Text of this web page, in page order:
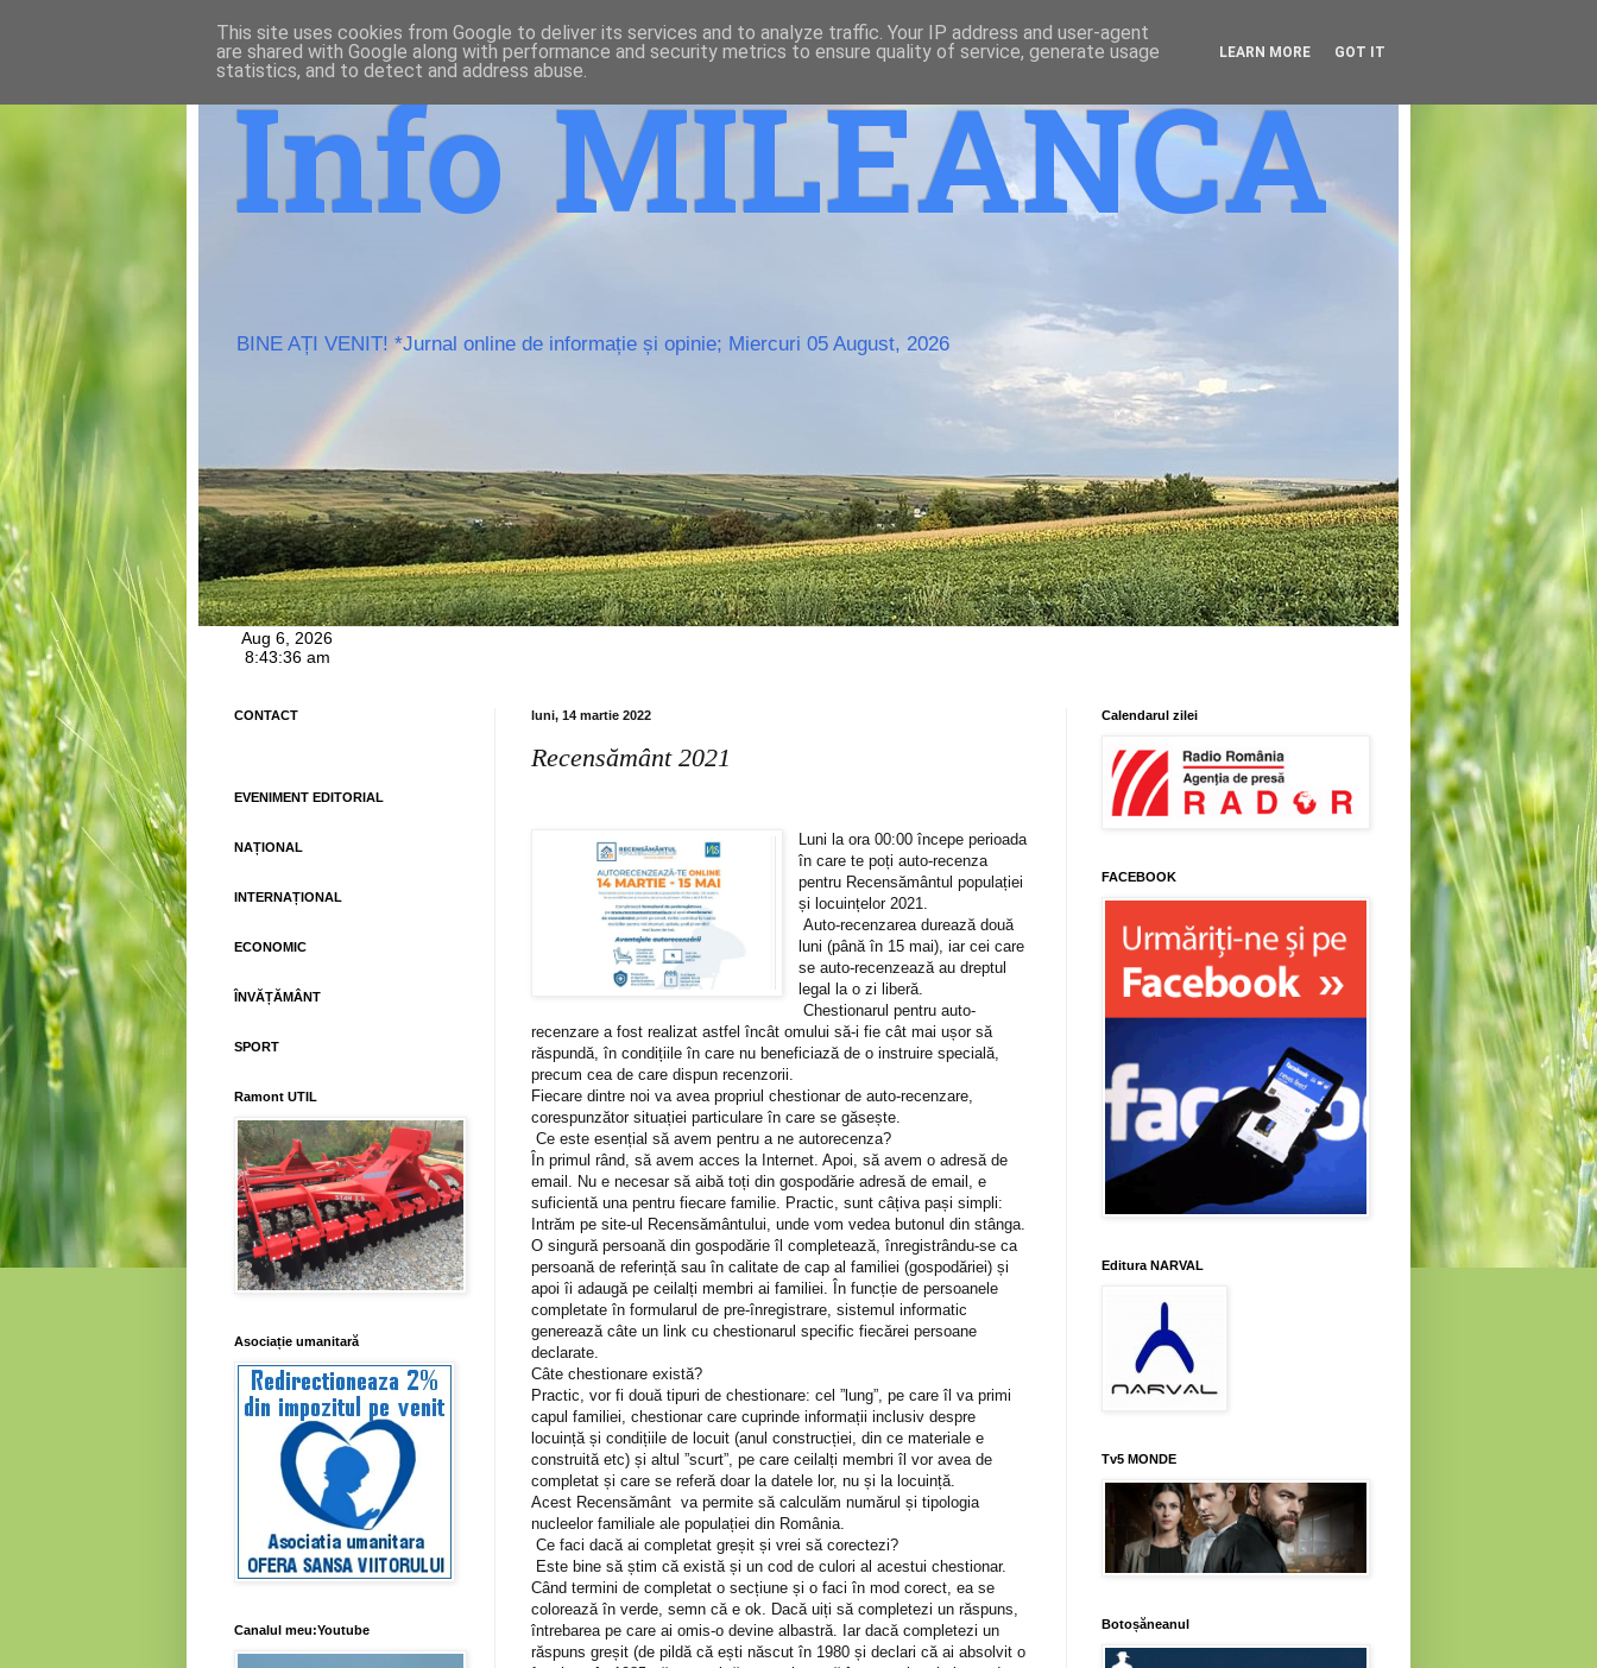
Info MILEANCA
BINE AȚI VENIT! *Jurnal online de informație și opinie; Miercuri 05 August, 2026
luni, 14 martie 2022
Recensământ 2021
Luni la ora 00:00 începe perioada
în care te poți auto-recenza
pentru Recensământul populației
și locuințelor 2021.
Auto-recenzarea durează două
luni (până în 15 mai), iar cei care
se auto-recenzează au dreptul
legal la o zi liberă.
Chestionarul pentru auto-
recenzare a fost realizat astfel încât omului să-i fie cât mai ușor să
răspundă, în condițiile în care nu beneficiază de o instruire specială,
precum cea de care dispun recenzorii.
Fiecare dintre noi va avea propriul chestionar de auto-recenzare,
corespunzător situației particulare în care se găsește.
Ce este esențial să avem pentru a ne autorecenza?
În primul rând, să avem acces la Internet. Apoi, să avem o adresă de
email. Nu e necesar să aibă toți din gospodărie adresă de email, e
suficientă una pentru fiecare familie. Practic, sunt câțiva pași simpli:
Intrăm pe site-ul Recensământului, unde vom vedea butonul din stânga.
O singură persoană din gospodărie îl completează, înregistrându-se ca
persoană de referință sau în calitate de cap al familiei (gospodăriei) și
apoi îi adaugă pe ceilalți membri ai familiei. În funcție de persoanele
completate în formularul de pre-înregistrare, sistemul informatic
generează câte un link cu chestionarul specific fiecărei persoane
declarate.
Câte chestionare există?
Practic, vor fi două tipuri de chestionare: cel ”lung”, pe care îl va primi
capul familiei, chestionar care cuprinde informații inclusiv despre
locuință și condițiile de locuit (anul construcției, din ce materiale e
construită etc) și altul ”scurt”, pe care ceilalți membri îl vor avea de
completat și care se referă doar la datele lor, nu și la locuință.
Acest Recensământ va permite să calculăm numărul și tipologia
nucleelor familiale ale populației din România.
Ce faci dacă ai completat greșit și vrei să corectezi?
Este bine să știm că există și un cod de culori al acestui chestionar.
Când termini de completat o secțiune și o faci în mod corect, ea se
colorează în verde, semn că e ok. Dacă uiți să completezi un răspuns,
întrebarea pe care ai omis-o devine albastră. Iar dacă completezi un
răspuns greșit (de pildă că ești născut în 1980 și declari că ai absolvit o
CONTACT
EVENIMENT EDITORIAL
NAȚIONAL
INTERNAȚIONAL
ECONOMIC
ÎNVĂȚĂMÂNT
SPORT
Ramont UTIL
Asociație umanitară
Canalul meu:Youtube
Calendarul zilei
FACEBOOK
Editura NARVAL
Tv5 MONDE
Botoșăneanul
This site uses cookies from Google to deliver its services and to analyze traffic. Your IP address and user-agent
are shared with Google along with performance and security metrics to ensure quality of service, generate usage
statistics, and to detect and address abuse.
LEARN MORE GOT IT